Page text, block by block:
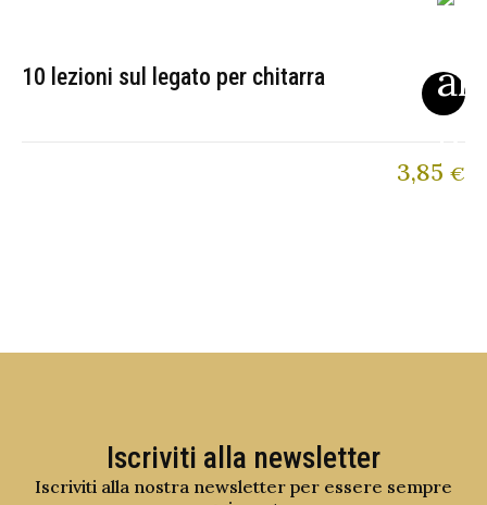
10 lezioni sul legato per chitarra
3,85 €
Iscriviti alla newsletter
Iscriviti alla nostra newsletter per essere sempre